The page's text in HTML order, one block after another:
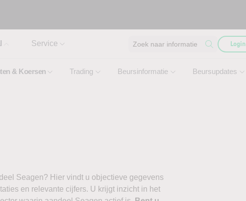
& Koersen Trading Beursinformatie Beursupdates
Service Zoek naar informatie Login
Seagen? Hier vindt u objectieve gegevens
en relevante cijfers. U krijgt inzicht in het